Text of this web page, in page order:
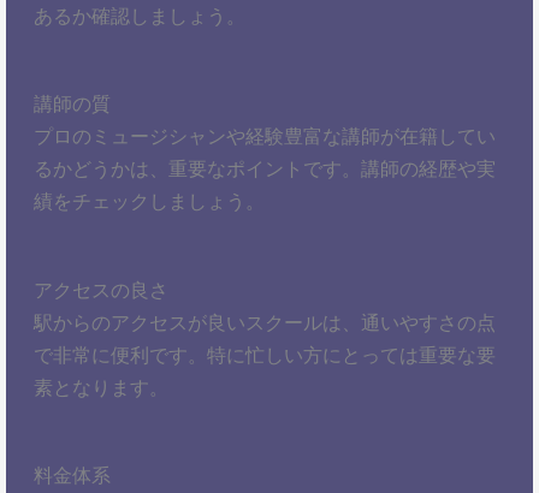
あるか確認しましょう。
講師の質
プロのミュージシャンや経験豊富な講師が在籍してい
るかどうかは、重要なポイントです。講師の経歴や実
績をチェックしましょう。
アクセスの良さ
駅からのアクセスが良いスクールは、通いやすさの点
で非常に便利です。特に忙しい方にとっては重要な要
素となります。
料金体系